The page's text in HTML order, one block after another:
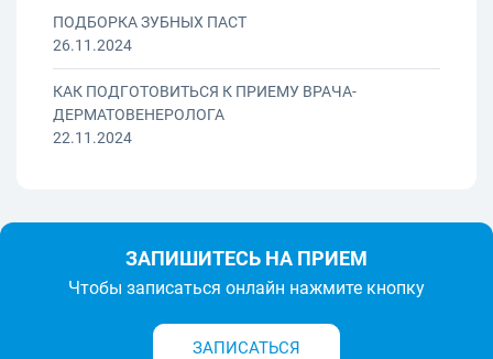
ПОДБОРКА ЗУБНЫХ ПАСТ
26.11.2024
КАК ПОДГОТОВИТЬСЯ К ПРИЕМУ ВРАЧА-
ДЕРМАТОВЕНЕРОЛОГА
22.11.2024
ЗАПИШИТЕСЬ НА ПРИЕМ
Чтобы записаться онлайн нажмите кнопку
ЗАПИСАТЬСЯ